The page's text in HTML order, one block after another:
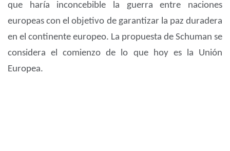
que haría inconcebible la guerra entre naciones
europeas con el objetivo de garantizar la paz duradera
en el continente europeo. La propuesta de Schuman se
considera el comienzo de lo que hoy es la Unión
Europea.